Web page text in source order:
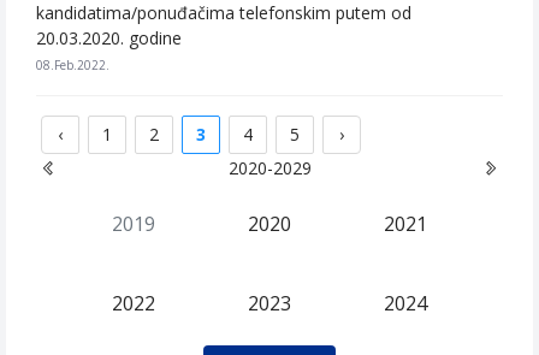
kandidatima/ponuđačima telefonskim putem od
20.03.2020. godine
08.Feb.2022.
‹ 1 2 3 4 5
›
2020-2029
2019 2020 2021
2022 2023 2024